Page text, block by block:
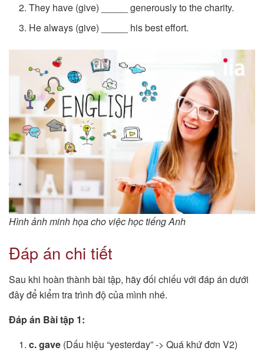
They have (give) _____ generously to the charity.
He always (give) _____ his best effort.
Hình ảnh minh họa cho việc học tiếng Anh
Đáp án chi tiết
Sau khi hoàn thành bài tập, hãy đối chiếu với đáp án dưới
đây để kiểm tra trình độ của mình nhé.
Đáp án Bài tập 1:
c. gave (Dấu hiệu “yesterday” -> Quá khứ đơn V2)